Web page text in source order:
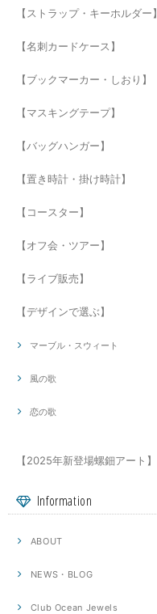
【ストラップ・キーホルダー】
【名刺カードケース】
【ブックマーカー・しおり】
【マスキングテープ】
【バッグハンガー】
【置き時計・掛け時計】
【コースター】
【オフ会・ツアー】
【ライブ販売】
【デザインで選ぶ】
マーブル・スウィート
風の歌
恋の歌
【2025年新登場螺鈿アート】
Information
ABOUT
NEWS・BLOG
Club Ocean Jewels